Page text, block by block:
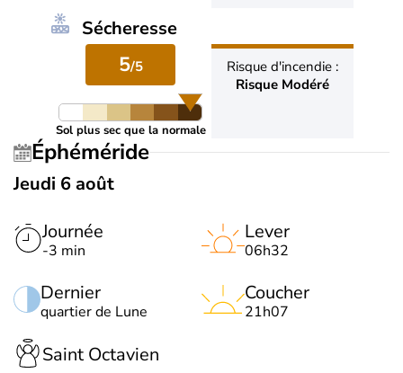
Sécheresse
5/5
Sol plus sec que la normale
Risque d'incendie :
Risque Modéré
Éphéméride
Jeudi 6 août
Journée
-3 min
Dernier
quartier de Lune
Lever
06h32
Coucher
21h07
Saint Octavien